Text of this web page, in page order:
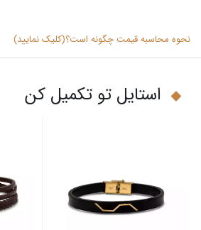
نحوه محاسبه قیمت چگونه است؟(کلیک نمایید)
استایل تو تکمیل کن